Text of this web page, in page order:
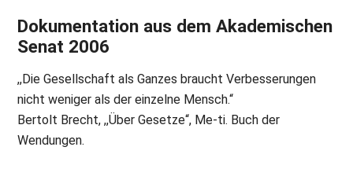
Dokumentation aus dem Akademischen
Senat 2006
,,Die Gesellschaft als Ganzes braucht Verbesserungen
nicht weniger als der einzelne Mensch.“
Bertolt Brecht, ,,Über Gesetze“, Me-ti. Buch der
Wendungen.